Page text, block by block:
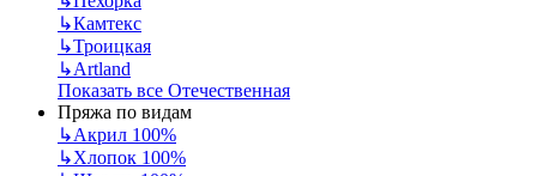
↳Камтекс
↳Троицкая
↳Artland
Показать все Отечественная
Пряжа по видам
↳Акрил 100%
↳Хлопок 100%